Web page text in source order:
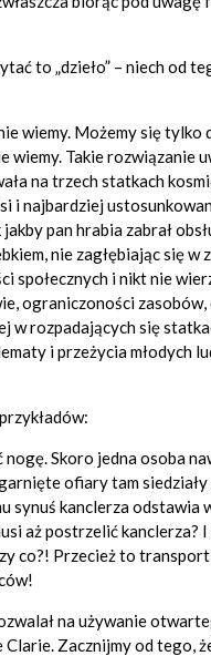
to „dzieło” – niech od
wiemy. Możemy się tylko
Takie rozwiązanie
na trzech statkach
i najbardziej
pan hrabia zabrał
nie zagłębiając się w
społecznych i nikt nie
ograniczoności
w rozpadających się
i przeżycia młodych
Skoro jedna osoba
ofiary tam
synuś kanclerza odstawia
aż postrzelić kanclerza?
co?! Przecież to
na używanie
Zacznijmy od tego,